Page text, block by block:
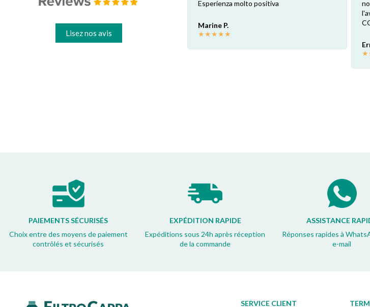
Lisez nos avis
et rapide. Economie garantie par rapport
30€ la pièce dans mon cas. Hautement
recommandé!
Esperienza molto positiva
Marine P.
★★★★★
★
PAIEMENTS SÉCURISÉS
Choix entre des moyens de paiement
contrôlés et sécurisés
EXPÉDITION RAPIDE
Expéditions sous 24h après réception
de la commande
ASSISTANCE
Réponses rapides à
e-mail
SERVICE CLIENT